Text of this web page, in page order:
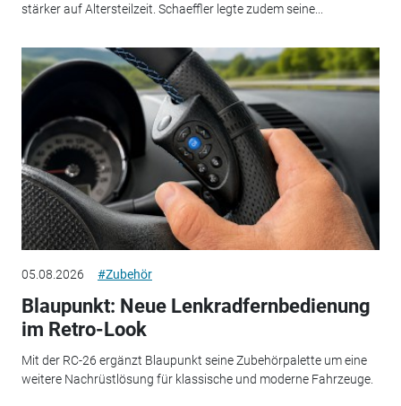
stärker auf Altersteilzeit. Schaeffler legte zudem seine...
05.08.2026 #Zubehör
Blaupunkt: Neue Lenkradfernbedienung
im Retro-Look
Mit der RC-26 ergänzt Blaupunkt seine Zubehörpalette um eine
weitere Nachrüstlösung für klassische und moderne Fahrzeuge.